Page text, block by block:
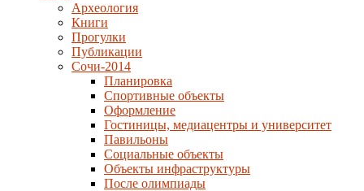
Археология
Книги
Прогулки
Публикации
Сочи-2014
Планировка
Спортивные объекты
Оформление
Гостиницы, медиацентры и университет
Павильоны
Социальные объекты
Объекты инфраструктуры
После олимпиады